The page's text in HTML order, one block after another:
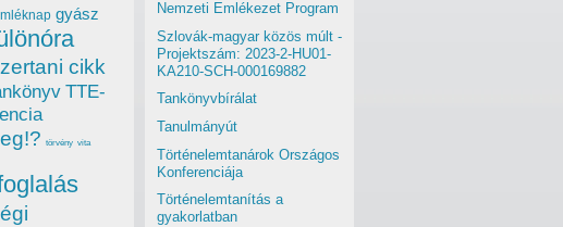
Nemzeti Emlékezet Program
Szlovák-magyar közös múlt -
Projektszám: 2023-2-HU01-
KA210-SCH-000169882
Tankönyvbírálat
Tanulmányút
Történelemtanárok Országos
Konferenciája
Történelemtanítás a
gyakorlatban
gyász
cikk
TTE-
törvény vita